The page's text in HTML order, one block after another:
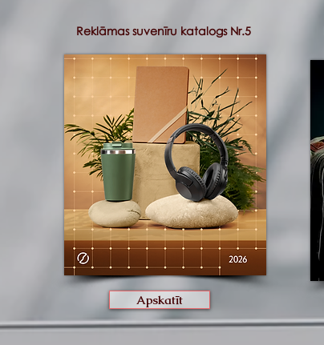
Reklāmas suvenīru katalogs Nr.5
Apskatīt